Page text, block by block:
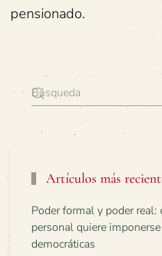
pensionado.
Artículos más
Poder formal y poder real:
personal quiere
democráticas